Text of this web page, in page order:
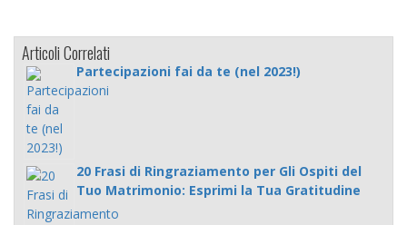
Articoli Correlati
Partecipazioni fai da te (nel 2023!)
20 Frasi di Ringraziamento per Gli Ospiti del
Tuo Matrimonio: Esprimi la Tua Gratitudine